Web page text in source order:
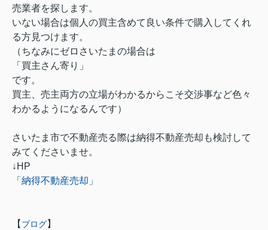
売業者を探します。
いない場合は個人の買主含めて良い条件で購入してくれ
る方見つけます。
（ちなみにゼロさいたまの場合は
「買主さん寄り」
です。
買主、売主両方の立場がわかるからこそ交渉事など色々
わかるようになるんです）
さいたま市で不動産売る際は納得不動産売却も検討して
みてくださいませ。
↓HP
「納得不動産売却」
【 ブログ】